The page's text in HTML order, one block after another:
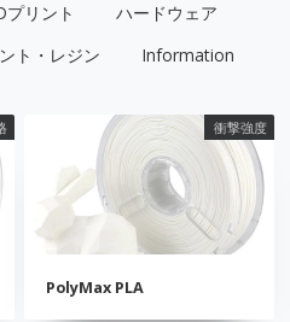
プリント
ハードウェア
ト・レジン Information
PolyMax PLA
衝撃強度